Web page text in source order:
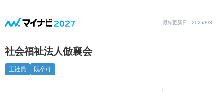
最終更新日：2026/8/3
社会福祉法人倣襄会
正社員 既卒可